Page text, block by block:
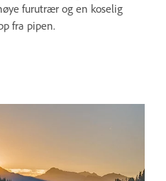
furutrær og en koselig
fra pipen.